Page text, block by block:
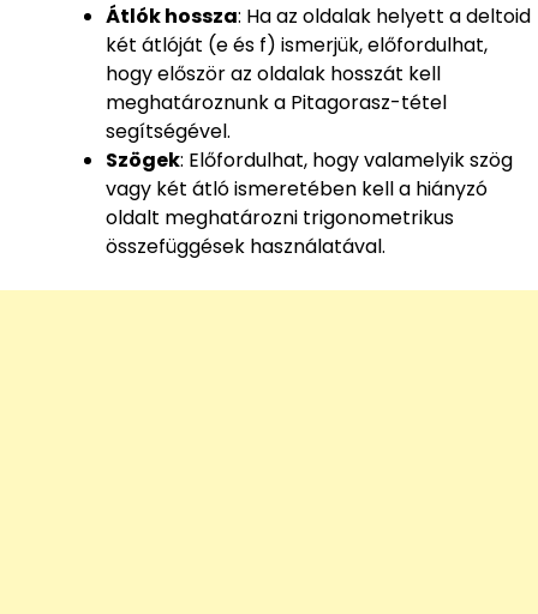
Átlók hossza: Ha az oldalak helyett a deltoid
két átlóját (e és f) ismerjük, előfordulhat,
hogy először az oldalak hosszát kell
meghatároznunk a Pitagorasz-tétel
segítségével.
Szögek: Előfordulhat, hogy valamelyik szög
vagy két átló ismeretében kell a hiányzó
oldalt meghatározni trigonometrikus
összefüggések használatával.